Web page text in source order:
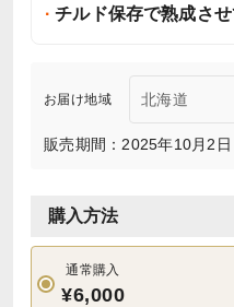
チルド保存で熟成さ
お届け地域
販売期間：2025年10月2
購入方法
通常購入
¥6,000